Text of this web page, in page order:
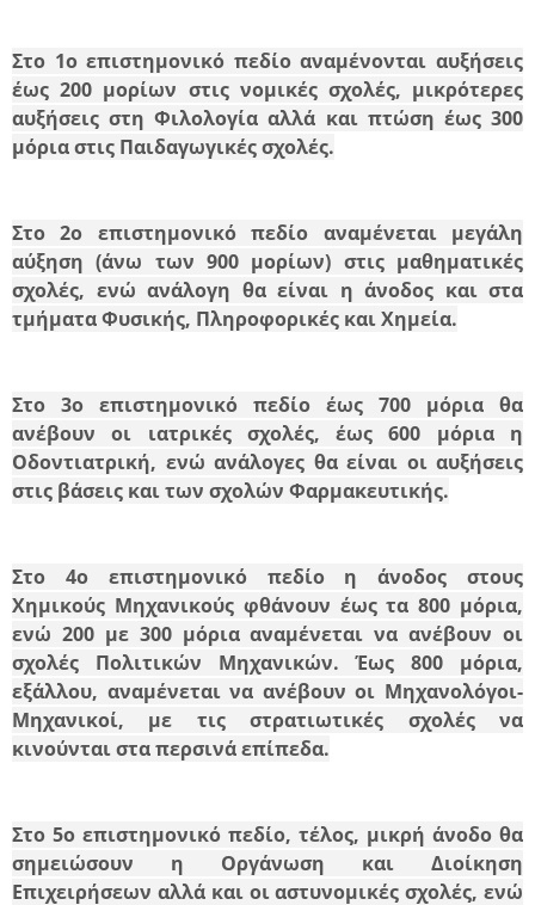
Στο 1ο επιστημονικό πεδίοαναμένονται αυξήσεις
έως 200 μορίων στις νομικές σχολές, μικρότερες
αυξήσεις στη Φιλολογία αλλά και πτώση έως 300
μόρια στις Παιδαγωγικές σχολές.
Στο 2ο επιστημονικό πεδίο αναμένεται μεγάλη
αύξηση (άνω των 900 μορίων) στις μαθηματικές
σχολές, ενώ ανάλογη θα είναι η άνοδος και στα
τμήματα Φυσικής, Πληροφορικές και Χημεία.
Στο 3ο επιστημονικό πεδίο έως 700 μόρια θα
ανέβουν οι ιατρικές σχολές, έως 600 μόρια η
Οδοντιατρική, ενώ ανάλογες θα είναι οι αυξήσεις
στις βάσεις και των σχολών Φαρμακευτικής.
Στο 4ο επιστημονικό πεδίοη άνοδος στους
Χημικούς Μηχανικούς φθάνουν έως τα 800 μόρια,
ενώ 200 με 300 μόρια αναμένεται να ανέβουν οι
σχολές Πολιτικών Μηχανικών. Έως 800 μόρια,
εξάλλου, αναμένεται να ανέβουν οι Μηχανολόγοι-
Μηχανικοί, με τις στρατιωτικές σχολές να
κινούνται στα περσινά επίπεδα.
Στο 5ο επιστημονικό πεδίο, τέλος, μικρή άνοδο θα
σημειώσουν η Οργάνωση και Διοίκηση
Επιχειρήσεων αλλά και οι αστυνομικές σχολές, ενώ